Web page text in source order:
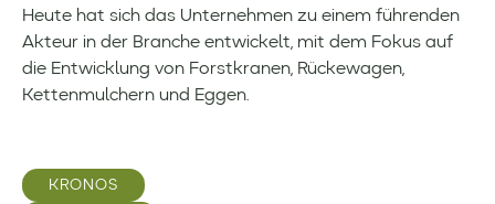
Heute hat sich das Unternehmen zu einem führenden
Akteur in der Branche entwickelt, mit dem Fokus auf
die Entwicklung von Forstkranen, Rückewagen,
Kettenmulchern und Eggen.
KRONOS